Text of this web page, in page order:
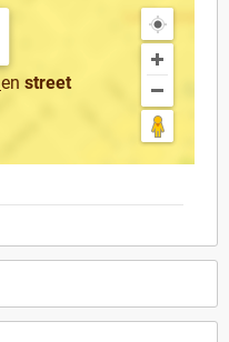
en street